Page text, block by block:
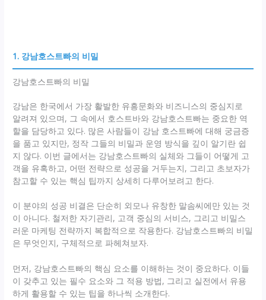
1. 강남호스트빠의 비밀
강남호스트빠의 비밀
강남은 한국에서 가장 활발한 유흥문화와 비즈니스의 중심지로
알려져 있으며, 그 속에서 호스트바와 강남호스트빠는 중요한 역
할을 담당하고 있다. 많은 사람들이 강남 호스트빠에 대해 궁금증
을 품고 있지만, 정작 그들의 비밀과 운영 방식을 깊이 알기란 쉽
지 않다. 이번 글에서는 강남호스트빠의 실체와 그들이 어떻게 고
객을 유혹하고, 어떤 전략으로 성공을 거두는지, 그리고 초보자가
참고할 수 있는 핵심 팁까지 상세히 다루어보려고 한다.
이 분야의 성공 비결은 단순히 외모나 유창한 말솜씨에만 있는 것
이 아니다. 철저한 자기관리, 고객 중심의 서비스, 그리고 비밀스
러운 마케팅 전략까지 복합적으로 작용한다. 강남호스트빠의 비밀
은 무엇인지, 구체적으로 파헤쳐보자.
먼저, 강남호스트빠의 핵심 요소를 이해하는 것이 중요하다. 이들
이 갖추고 있는 필수 요소와 그 적용 방법, 그리고 실전에서 유용
하게 활용할 수 있는 팁을 하나씩 소개한다.